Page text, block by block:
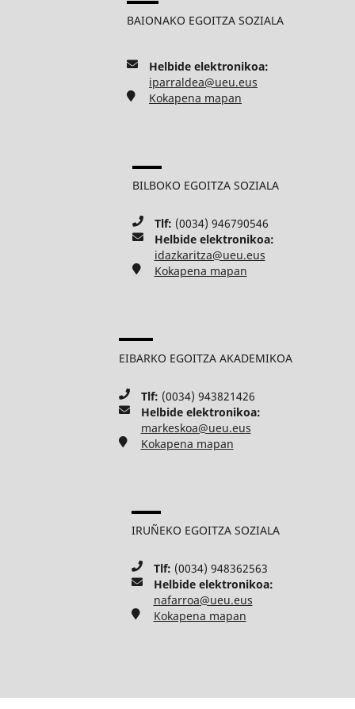
BAIONAKO EGOITZA SOZIALA
Helbide elektronikoa:
iparraldea@ueu.eus
Kokapena mapan
BILBOKO EGOITZA SOZIALA
Tlf: (0034) 946790546
Helbide elektronikoa:
idazkaritza@ueu.eus
Kokapena mapan
EIBARKO EGOITZA AKADEMIKOA
Tlf: (0034) 943821426
Helbide elektronikoa:
markeskoa@ueu.eus
Kokapena mapan
IRUÑEKO EGOITZA SOZIALA
Tlf: (0034) 948362563
Helbide elektronikoa:
nafarroa@ueu.eus
Kokapena mapan